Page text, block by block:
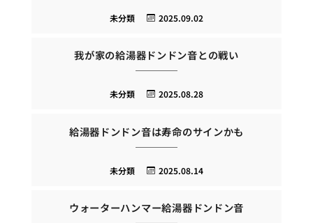
2025.09.02
未分類
我が家の給湯器ドンドン音との戦い
2025.08.28
未分類
給湯器ドンドン音は寿命のサインかも
2025.08.14
未分類
ウォーターハンマー給湯器ドンドン音